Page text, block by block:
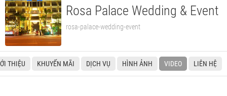
Rosa Palace Wedding & Event
rosa-palace-wedding-event
THIỆU KHUYẾN MÃI DỊCH VỤ HÌNH ẢNH VIDEO LIÊN HỆ